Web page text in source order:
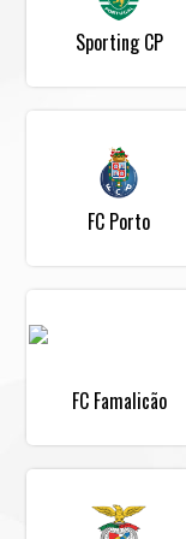
Sporting CP
FC Porto
FC Famalicão